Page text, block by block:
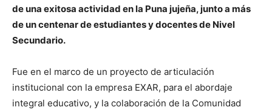
de una exitosa actividad en la Puna jujeña, junto a más
de un centenar de estudiantes y docentes de Nivel
Secundario.
Fue en el marco de un proyecto de articulación
institucional con la empresa EXAR, para el abordaje
integral educativo, y la colaboración de la Comunidad